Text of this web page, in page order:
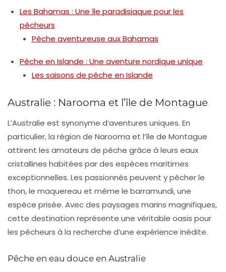
Les Bahamas : Une île paradisiaque pour les
pêcheurs
Pêche aventureuse aux Bahamas
Pêche en Islande : Une aventure nordique unique
Les saisons de pêche en Islande
Australie : Narooma et l’île de Montague
L’Australie est synonyme d’aventures uniques. En
particulier, la région de Narooma et l’île de Montague
attirent les amateurs de pêche grâce à leurs eaux
cristallines habitées par des espèces maritimes
exceptionnelles. Les passionnés peuvent y pêcher le
thon, le maquereau et même le barramundi, une
espèce prisée. Avec des paysages marins magnifiques,
cette destination représente une véritable oasis pour
les pêcheurs à la recherche d’une expérience inédite.
Pêche en eau douce en Australie